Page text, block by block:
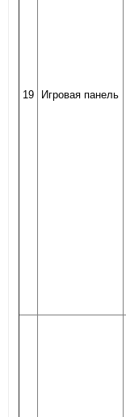
19 Игровая панель